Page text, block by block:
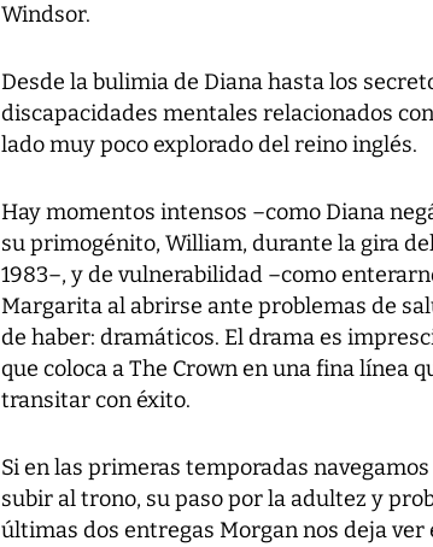
Windsor.
Desde la bulimia de Diana hasta los
discapacidades mentales relacionados
lado muy poco explorado del reino inglés.
Hay momentos intensos –como Diana
su primogénito, William, durante la gira
1983–, y de vulnerabilidad –como
Margarita al abrirse ante problemas de
de haber: dramáticos. El drama es
que coloca aThe Crownen una fina línea
transitar con éxito.
Si en las primeras temporadas
subir al trono, su paso por la adultez y
últimas dos entregas Morgan nos deja